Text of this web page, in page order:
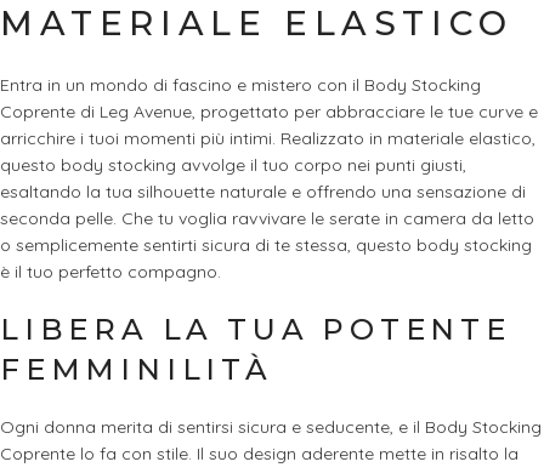
MATERIALE ELASTICO
Entra in un mondo di fascino e mistero con il Body Stocking
Coprente di Leg Avenue, progettato per abbracciare le tue curve e
arricchire i tuoi momenti più intimi. Realizzato in materiale elastico,
questo body stocking avvolge il tuo corpo nei punti giusti,
esaltando la tua silhouette naturale e offrendo una sensazione di
seconda pelle. Che tu voglia ravvivare le serate in camera da letto
o semplicemente sentirti sicura di te stessa, questo body stocking
è il tuo perfetto compagno.
LIBERA LA TUA POTENTE
FEMMINILITÀ
Ogni donna merita di sentirsi sicura e seducente, e il Body Stocking
Coprente lo fa con stile. Il suo design aderente mette in risalto la